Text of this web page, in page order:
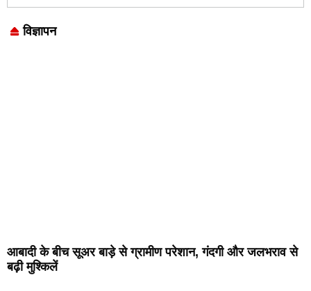
विज्ञापन
आबादी के बीच सूअर बाड़े से ग्रामीण परेशान, गंदगी और जलभराव से
बढ़ी मुश्किलें